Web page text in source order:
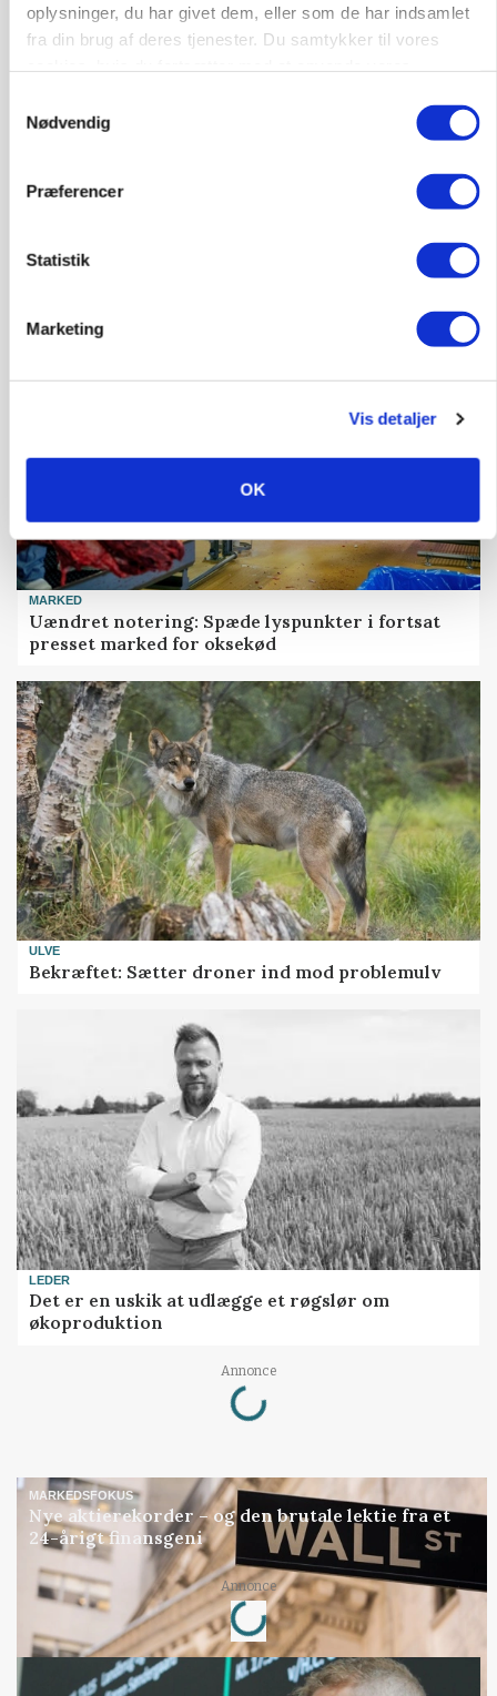
oplysninger, du har givet dem, eller som de har indsamlet
fra din brug af deres tjenester. Du samtykker til vores
Nødvendig
Præferencer
Statistik
Marketing
Vis detaljer
OK
Snart kan man søge tilskud til naturprojekter
Før såmaskinen kører: Her er efterårets største
MARKED
Uændret notering: Spæde lyspunkter i fortsat
presset marked for oksekød
ULVE
Bekræftet: Sætter droner ind mod problemulv
LEDER
Det er en uskik at udlægge et røgslør om
økoproduktion
Annonce
Loading...
MARKEDSFOKUS
Nye aktierekorder – og den brutale lektie fra et
24-årigt finansgeni
Annonce
Loading...